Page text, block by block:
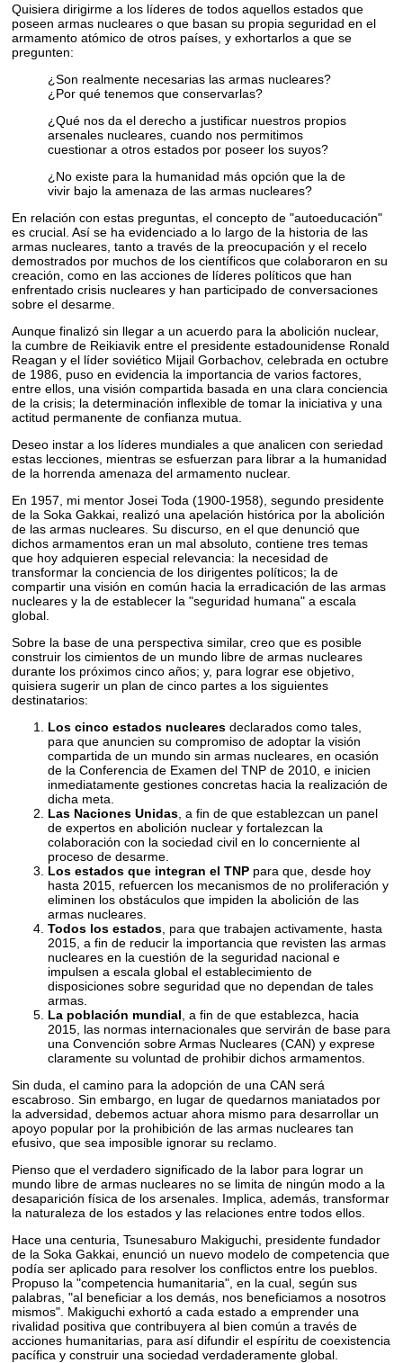
Quisiera dirigirme a los líderes de todos aquellos estados que
poseen armas nucleares o que basan su propia seguridad en el
armamento atómico de otros países, y exhortarlos a que se
pregunten:
¿Son realmente necesarias las armas nucleares?
¿Por qué tenemos que conservarlas?
¿Qué nos da el derecho a justificar nuestros propios
arsenales nucleares, cuando nos permitimos
cuestionar a otros estados por poseer los suyos?
¿No existe para la humanidad más opción que la de
vivir bajo la amenaza de las armas nucleares?
En relación con estas preguntas, el concepto de "autoeducación"
es crucial. Así se ha evidenciado a lo largo de la historia de las
armas nucleares, tanto a través de la preocupación y el recelo
demostrados por muchos de los científicos que colaboraron en su
creación, como en las acciones de líderes políticos que han
enfrentado crisis nucleares y han participado de conversaciones
sobre el desarme.
Aunque finalizó sin llegar a un acuerdo para la abolición nuclear,
la cumbre de Reikiavik entre el presidente estadounidense Ronald
Reagan y el líder soviético Mijail Gorbachov, celebrada en octubre
de 1986, puso en evidencia la importancia de varios factores,
entre ellos, una visión compartida basada en una clara conciencia
de la crisis; la determinación inflexible de tomar la iniciativa y una
actitud permanente de confianza mutua.
Deseo instar a los líderes mundiales a que analicen con seriedad
estas lecciones, mientras se esfuerzan para librar a la humanidad
de la horrenda amenaza del armamento nuclear.
En 1957, mi mentor Josei Toda (1900-1958), segundo presidente
de la Soka Gakkai, realizó una apelación histórica por la abolición
de las armas nucleares. Su discurso, en el que denunció que
dichos armamentos eran un mal absoluto, contiene tres temas
que hoy adquieren especial relevancia: la necesidad de
transformar la conciencia de los dirigentes políticos; la de
compartir una visión en común hacia la erradicación de las armas
nucleares y la de establecer la "seguridad humana" a escala
global.
Sobre la base de una perspectiva similar, creo que es posible
construir los cimientos de un mundo libre de armas nucleares
durante los próximos cinco años; y, para lograr ese objetivo,
quisiera sugerir un plan de cinco partes a los siguientes
destinatarios:
Los cinco estados nucleares declarados como tales,
para que anuncien su compromiso de adoptar la visión
compartida de un mundo sin armas nucleares, en ocasión
de la Conferencia de Examen del TNP de 2010, e inicien
inmediatamente gestiones concretas hacia la realización de
dicha meta.
Las Naciones Unidas , a fin de que establezcan un panel
de expertos en abolición nuclear y fortalezcan la
colaboración con la sociedad civil en lo concerniente al
proceso de desarme.
Los estados que integran el TNP para que, desde hoy
hasta 2015, refuercen los mecanismos de no proliferación y
eliminen los obstáculos que impiden la abolición de las
armas nucleares.
Todos los estados , para que trabajen activamente, hasta
2015, a fin de reducir la importancia que revisten las armas
nucleares en la cuestión de la seguridad nacional e
impulsen a escala global el establecimiento de
disposiciones sobre seguridad que no dependan de tales
armas.
La población mundial , a fin de que establezca, hacia
2015, las normas internacionales que servirán de base para
una Convención sobre Armas Nucleares (CAN) y exprese
claramente su voluntad de prohibir dichos armamentos.
Sin duda, el camino para la adopción de una CAN será
escabroso. Sin embargo, en lugar de quedarnos maniatados por
la adversidad, debemos actuar ahora mismo para desarrollar un
apoyo popular por la prohibición de las armas nucleares tan
efusivo, que sea imposible ignorar su reclamo.
Pienso que el verdadero significado de la labor para lograr un
mundo libre de armas nucleares no se limita de ningún modo a la
desaparición física de los arsenales. Implica, además, transformar
la naturaleza de los estados y las relaciones entre todos ellos.
Hace una centuria, Tsunesaburo Makiguchi, presidente fundador
de la Soka Gakkai, enunció un nuevo modelo de competencia que
podía ser aplicado para resolver los conflictos entre los pueblos.
Propuso la "competencia humanitaria", en la cual, según sus
palabras, "al beneficiar a los demás, nos beneficiamos a nosotros
mismos". Makiguchi exhortó a cada estado a emprender una
rivalidad positiva que contribuyera al bien común a través de
acciones humanitarias, para así difundir el espíritu de coexistencia
pacífica y construir una sociedad verdaderamente global.